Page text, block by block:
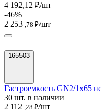
4 192,12 ₽/шт
-46%
2 253 ,78 ₽/шт
165503
Гастроемкость GN2/1х65
30 шт. в наличии
2 112 ,28 ₽/шт